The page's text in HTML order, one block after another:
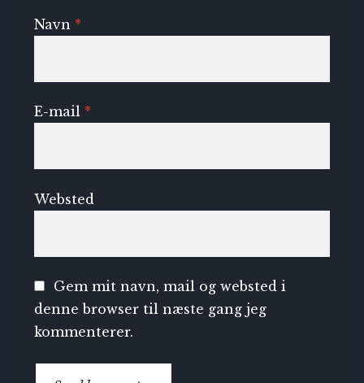
Navn *
E-mail *
Websted
Gem mit navn, mail og websted i
denne browser til næste gang jeg
kommenterer.